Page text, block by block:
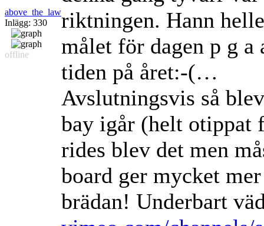
above_the_law
Inlägg: 330
offline
riktningen. Hann
målet för dagen p g
tiden på året:-(…
Avslutningsvis så
bay igår (helt otippat
rides blev det men
board ger mycket
brädan! Underbart